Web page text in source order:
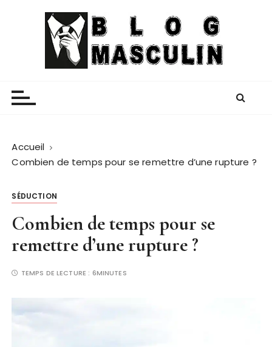
Accueil
Combien de temps pour se remettre d’une rupture ?
SÉDUCTION
Combien de temps pour se
remettre d’une rupture ?
TEMPS DE LECTURE : 6MINUTES